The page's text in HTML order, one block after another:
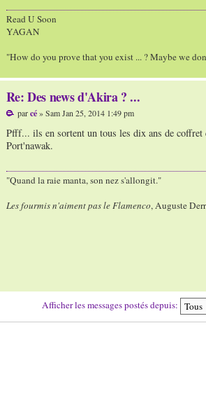
Read U Soon
YAGAN
"How do you prove that you exist ... ? Maybe we
Re: Des news d'Akira ? ...
parcé» Sam Jan 25, 2014 1:49 pm
Pfff... ils en sortent un tous les dix ans de coffret
Port'nawak.
"Quand la raie manta, son nez s'allongit."
Les fourmis n'aiment pas le Flamenco, Auguste
Afficher les messages postés depuis: